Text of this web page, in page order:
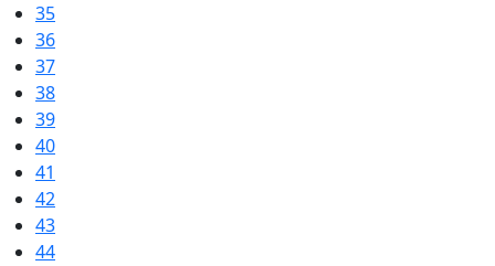
35
36
37
38
39
40
41
42
43
44